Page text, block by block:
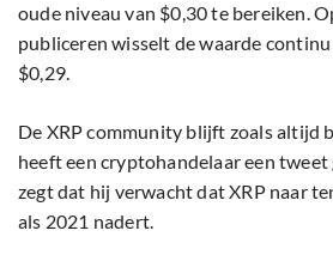
oude niveau van $0,30 te bereiken.
publiceren wisselt de waarde
$0,29.
De XRP community blijft zoals altijd
heeft een cryptohandelaar een
zegt dat hij verwacht dat XRP naar
als 2021 nadert.